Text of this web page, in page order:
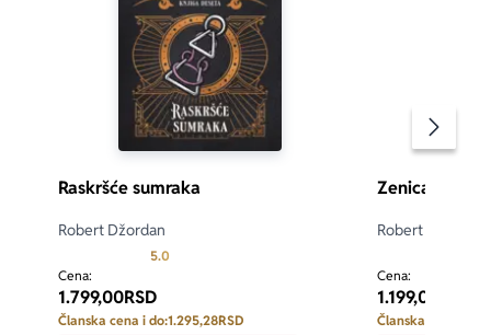
Raskršće sumraka
Robert Džordan
5.0
Cena:
1.799,00RSD
Članska cena i do:1.295,28RSD
Zenica sveta
Robert Džordan
Cena:
1.199,00
Članska cena i do: